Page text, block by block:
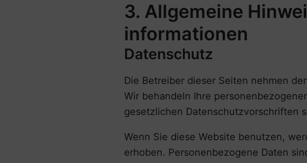
3. Allgemeine
informationen
Datenschutz
Die Betreiber dieser Seiten nehmen
Wir behandeln Ihre
gesetzlichen Datenschutzvorschriften
Wenn Sie diese Website benutzen,
erhoben. Personenbezogene Daten